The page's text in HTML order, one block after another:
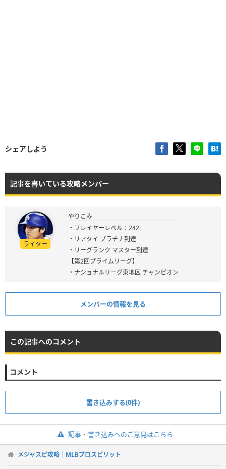
シェアしよう
記事を書いている攻略メンバー
ライター
やりこみ
・プレイヤーレベル：242
・リアタイ プラチナ到達
・リーグランク マスター到達
【第2回プライムリーグ】
・ナショナルリーグ東地区 チャンピオン
メンバーの情報を見る
この記事へのコメント
コメント
書き込みする(0件)
記事・書き込みへのご意見はこちら
メジャスピ攻略｜MLBプロスピリット